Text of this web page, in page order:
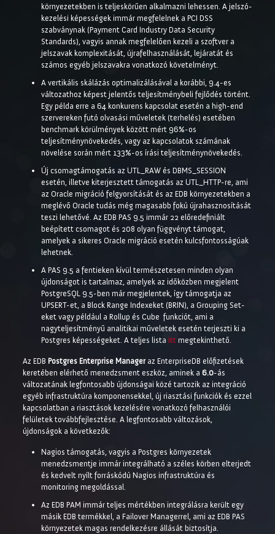
környezetekben is teljeskörűen alkalmazni lehessen. A jelszó-
kezelési képességek immár megfelelnek a PCI DSS
szabványnak (Payment Card Industry Data Security
Standards), vagyis annak megfelelően kezeli a szoftver a
jelszavak komplexitását, újrafelhasználását, lejáratát és
számos egyéb jelszavakra vonatkozó követelményt.
A vertikális skálázás optimalizálásával a korábbi, 9.4-es
változathoz képest jelentős teljesítménybeli fejlődés történt.
Egy példa erre a 64 konkurens kapcsolat esetén a high-end
szervereken futó olvasási műveletek (terhelés) esetében
benchmark körülmények között mért 96%-os
teljesítménynövekedés, vagy az kapcsolatok számának
növelése során mért 133%-os írási teljesítménynövekedés.
Új csomagtámogatás az UTL_RAW és DBMS_SESSION
esetén, illetve kiterjesztett támogatás az UTL_HTTP-re, ami
az Oracle migráció felgyorsítását és az EDB környezetekben a
meglévő Oracle tudás még magasabb fokú újrahasznosítását
teszi lehetővé. Az EDB PAS 9.5 immár 22 előredefiniált
beépített csomagot és 208 olyan függvényt támogat,
amelyek a sikeres Oracle migráció esetén kulcsfontosságúak
lehetnek.
A PAS 9.5 a fentieken kívül természetesen minden olyan
újdonságot is tartalmaz, amelyek az időközben megjelent
PostgreSQL 9.5-ben már megjelentek, így támogatja az
UPSERT-et, a Block Range Indexeket (BRIN), a Grouping Set-
eket vagy például a Rollup és Cube funkciót, ami a
nagyteljesítményű analitikai műveletek esetén terjeszti ki a
Postgres képességeket. A teljes lista ittmegtekinthető.
Az EDB Postgres Enterprise Manageraz EnterpriseDB előfizetések
keretében elérhető menedzsment eszköz, aminek a 6.0-ás
változatának legfontosabb újdonságai közé tartozik az integráció
egyéb infrastruktúra komponensekkel, új riasztási funkciók és ezzel
kapcsolatban a riasztások kezelésére vonatkozó felhasználói
felületek továbbfejlesztése. A legfontosabb változások,
újdonságok a következők:
Nagios támogatás, vagyis a Postgres környezetek
menedzsmentje immár integrálható a széles körben elterjedt
és kedvelt nyílt forráskódú Nagios infrastruktúra és
monitoring megoldással.
Az EDB PAM immár teljes mértékben integrálásra került egy
másik EDB termékkel, a Failover Managerrel, ami az EDB PAS
környezetek magas rendelkezésre állását biztosítja.